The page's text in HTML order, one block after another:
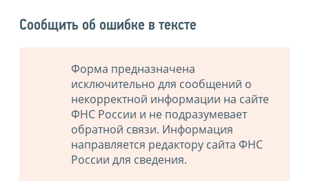
Сообщить об ошибке в тексте
Форма предназначена
исключительно для сообщений о
некорректной информации на сайте
ФНС России и не подразумевает
обратной связи. Информация
направляется редактору сайта ФНС
России для сведения.